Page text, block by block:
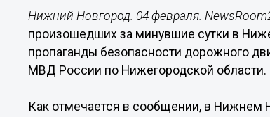
Нижний Новгород. 04 февраля.
произошедших за минувшие сутки в
пропаганды безопасности дорожного
МВД России по Нижегородской области.
Как отмечается в сообщении, в Нижнем